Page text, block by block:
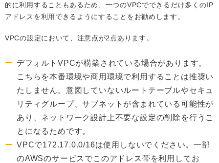
的に利用することもあるため、一つのVPCでできるだけ多くのIP
アドレスを利用できるようにすることをお勧めします。
VPCの設定において、注意点が2点あります。
デフォルトVPCが構築されている場合があります。
こちらを本番環境や商用環境で利用することは推奨い
たしません。意図していないルートテーブルやセキュ
リティグループ、サブネットが含まれている可能性が
あり、ネットワーク設計上不要な設定の削除を行うこ
とになるためです。
VPCで172.17.0.0/16は使用しないでください。一部
のAWSのサービスでこのアドレス帯を利用してお